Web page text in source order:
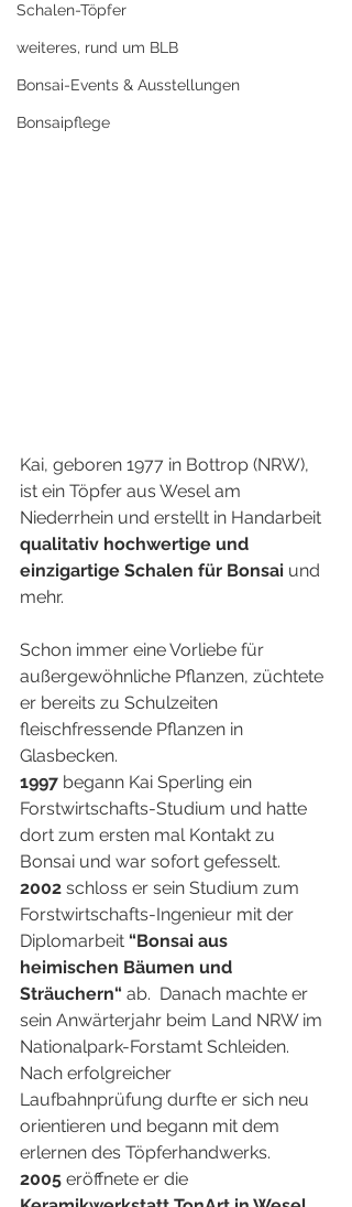
Schalen-Töpfer
weiteres, rund um BLB
Bonsai-Events & Ausstellungen
Bonsaipflege
Kai, geboren 1977 in Bottrop (NRW),
ist ein Töpfer aus Wesel am
Niederrhein und erstellt in Handarbeit
qualitativ hochwertige und
einzigartige Schalen für Bonsai und
mehr.
Schon immer eine Vorliebe für
außergewöhnliche Pflanzen, züchtete
er bereits zu Schulzeiten
fleischfressende Pflanzen in
Glasbecken.
1997 begann Kai Sperling ein
Forstwirtschafts-Studium und hatte
dort zum ersten mal Kontakt zu
Bonsai und war sofort gefesselt.
2002 schloss er sein Studium zum
Forstwirtschafts-Ingenieur mit der
Diplomarbeit “Bonsai aus
heimischen Bäumen und
Sträuchern“ ab.  Danach machte er
sein Anwärterjahr beim Land NRW im
Nationalpark-Forstamt Schleiden.
Nach erfolgreicher
Laufbahnprüfung durfte er sich neu
orientieren und begann mit dem
erlernen des Töpferhandwerks.
2005 eröffnete er die